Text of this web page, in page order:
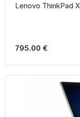
Lenovo ThinkPad
795.00 €